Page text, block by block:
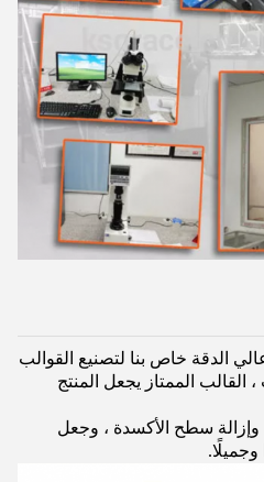
الدقة خاص بنا لتصنيع القوالب
الممتاز يجعل المنتج
، وإزالة سطح الأكسدة ، وجعل